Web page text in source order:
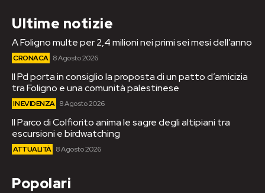
Ultime notizie
A Foligno multe per 2,4 milioni nei primi sei mesi dell’anno
CRONACA 8 Agosto 2026
Il Pd porta in consiglio la proposta di un patto d’amicizia
tra Foligno e una comunità palestinese
IN EVIDENZA 8 Agosto 2026
Il Parco di Colfiorito anima le sagre degli altipiani tra
escursioni e birdwatching
ATTUALITÀ 8 Agosto 2026
Popolari